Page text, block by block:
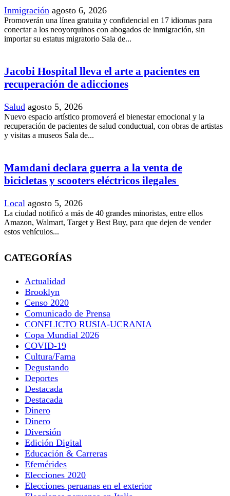
Inmigración agosto 6, 2026
Promoverán una línea gratuita y confidencial en 17 idiomas para
conectar a los neoyorquinos con abogados de inmigración, sin
importar su estatus migratorio Sala de...
Jacobi Hospital lleva el arte a pacientes en
recuperación de adicciones
Salud agosto 5, 2026
Nuevo espacio artístico promoverá el bienestar emocional y la
recuperación de pacientes de salud conductual, con obras de artistas
y visitas a museos Sala de...
Mamdani declara guerra a la venta de
bicicletas y scooters eléctricos ilegales
Local agosto 5, 2026
La ciudad notificó a más de 40 grandes minoristas, entre ellos
Amazon, Walmart, Target y Best Buy, para que dejen de vender
estos vehículos...
CATEGORÍAS
Actualidad
Brooklyn
Censo 2020
Comunicado de Prensa
CONFLICTO RUSIA-UCRANIA
Copa Mundial 2026
COVID-19
Cultura/Fama
Degustando
Deportes
Destacada
Destacada
Dinero
Dinero
Diversión
Edición Digital
Educación & Carreras
Efemérides
Elecciones 2020
Elecciones peruanas en el exterior